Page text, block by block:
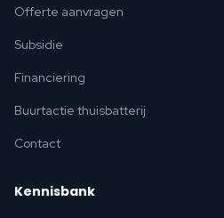
Offerte aanvragen
Subsidie
Financiering
Buurtactie thuisbatterij
Contact
Kennisbank